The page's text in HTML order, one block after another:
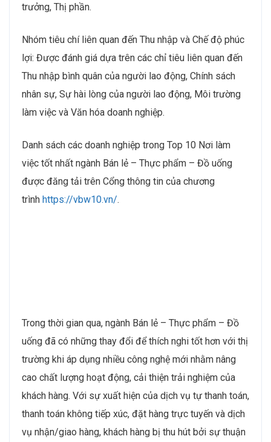
trưởng, Thị phần.
Nhóm tiêu chí liên quan đến Thu nhập và Chế độ phúc
lợi: Được đánh giá dựa trên các chỉ tiêu liên quan đến
Thu nhập bình quân của người lao động, Chính sách
nhân sự, Sự hài lòng của người lao động, Môi trường
làm việc và Văn hóa doanh nghiệp.
Danh sách các doanh nghiệp trong Top 10 Nơi làm
việc tốt nhất ngành Bán lẻ – Thực phẩm – Đồ uống
được đăng tải trên Cổng thông tin của chương
trình https://vbw10.vn/.
Trong thời gian qua, ngành Bán lẻ – Thực phẩm – Đồ
uống đã có những thay đổi để thích nghi tốt hơn với thị
trường khi áp dụng nhiều công nghệ mới nhằm nâng
cao chất lượng hoạt động, cải thiện trải nghiệm của
khách hàng. Với sự xuất hiện của dịch vụ tự thanh toán,
thanh toán không tiếp xúc, đặt hàng trực tuyến và dịch
vụ nhận/giao hàng, khách hàng bị thu hút bởi sự thuận